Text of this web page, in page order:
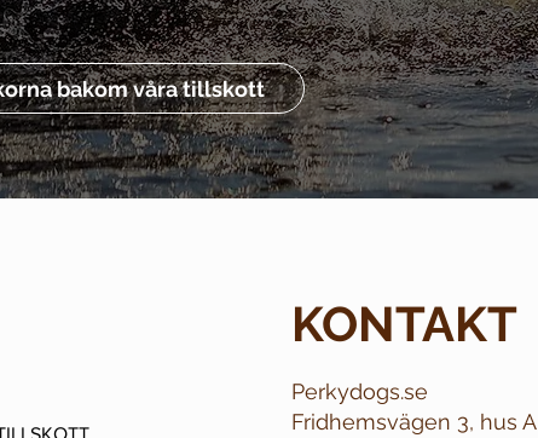
bakom våra tillskott
KONTAKT
Perkydogs.se
Fridhemsvägen 3, hus A